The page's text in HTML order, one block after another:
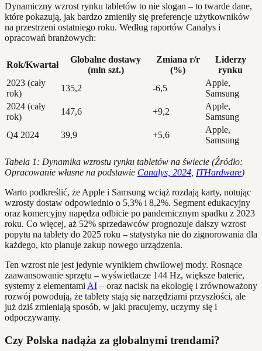
Dynamiczny wzrost rynku tabletów to nie slogan – to twarde dane,
które pokazują, jak bardzo zmieniły się preferencje użytkowników
na przestrzeni ostatniego roku. Według raportów Canalys i
opracowań branżowych:
Rok/Kwartał
Globalne dostawy
(mln szt.)
Zmiana r/r
(%)
Liderzy
rynku
2023 (cały
rok)
135,2 -6,5
Apple,
Samsung
2024 (cały
rok)
147,6 +9,2
Apple,
Samsung
Q4 2024
39,9 +5,6
Apple,
Samsung
Tabela 1: Dynamika wzrostu rynku tabletów na świecie (Źródło:
Opracowanie własne na podstawie Canalys, 2024 ITHardware)
Warto podkreślić, że Apple i Samsung wciąż rozdają karty, notując
wzrosty dostaw odpowiednio o 5,3% i 8,2%. Segment edukacyjny
oraz komercyjny napędza odbicie po pandemicznym spadku z 2023
roku. Co więcej, aż 52% sprzedawców prognozuje dalszy wzrost
popytu na tablety do 2025 roku – statystyka nie do zignorowania dla
każdego, kto planuje zakup nowego urządzenia.
Ten wzrost nie jest jedynie wynikiem chwilowej mody. Rosnące
zaawansowanie sprzętu – wyświetlacze 144 Hz, większe baterie,
systemy z elementami AI – oraz nacisk na ekologię i zrównoważony
rozwój powodują, że tablety stają się narzędziami przyszłości, ale
już dziś zmieniają sposób, w jaki pracujemy, uczymy się i
odpoczywamy.
Czy Polska nadąża za globalnymi trendami?